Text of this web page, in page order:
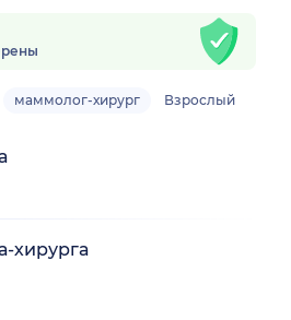
маммолог-хирург Взрослый
хирурга